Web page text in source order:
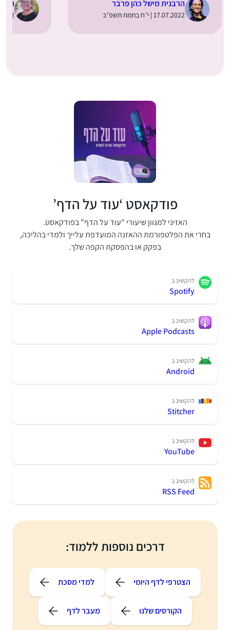
הרבנית מישל כהן פרבר
17.07.2022 | י״ח בתמוז תשפ״ב 30.06.2022
פודקאסט ‘עוד על הדף’
האזיני למגוון שיעורי "עוד על הדף” בפודקאסט.
בחרי את הפלטפורמת ההאזנה המועדפת עלייך ולמדי בהליכה,
בפקק או בהפסקת הקפה שלך.
להקשיב ב
Spotify
להקשיב ב
Apple Podcasts
להקשיב ב
Android
להקשיב ב
Stitcher
להקשיב ב
YouTube
להקשיב ב
RSS Feed
דרכים נוספות ללמוד:
הצטרפי לדף היומי למדי מסכת
הקורסים שלנו מעבר לדף